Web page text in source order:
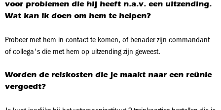
voor problemen die hij heeft n.a.v. een uitzending.
Wat kan ik doen om hem te helpen?
Probeer met hem in contact te komen, of benader zijn commandant
of collega's die met hem op uitzending zijn geweest.
Worden de reiskosten die je maakt naar een reünie
vergoedt?